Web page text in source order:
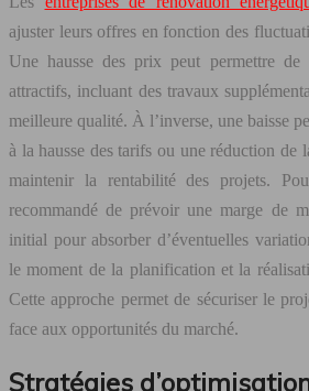
ajuster leurs offres en fonction des
Une hausse des prix peut permettre de
attractifs, incluant des travaux
meilleure qualité. À l’inverse, une baisse
à la hausse des tarifs ou une réduction de
maintenir la rentabilité des projets.
recommandé de prévoir une marge de
initial pour absorber d’éventuelles
le moment de la planification et la
Cette approche permet de sécuriser le
face aux opportunités du marché.
Stratégies